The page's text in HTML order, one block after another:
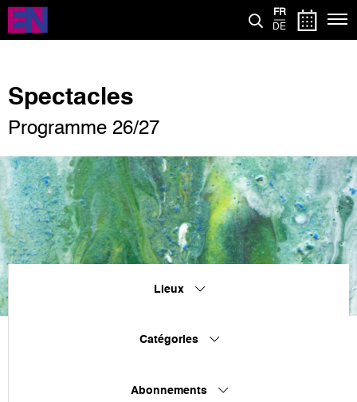
Aller
contenu
FR
DE
Spectacles
Programme 26/27
Lieux
Catégories
Abonnements